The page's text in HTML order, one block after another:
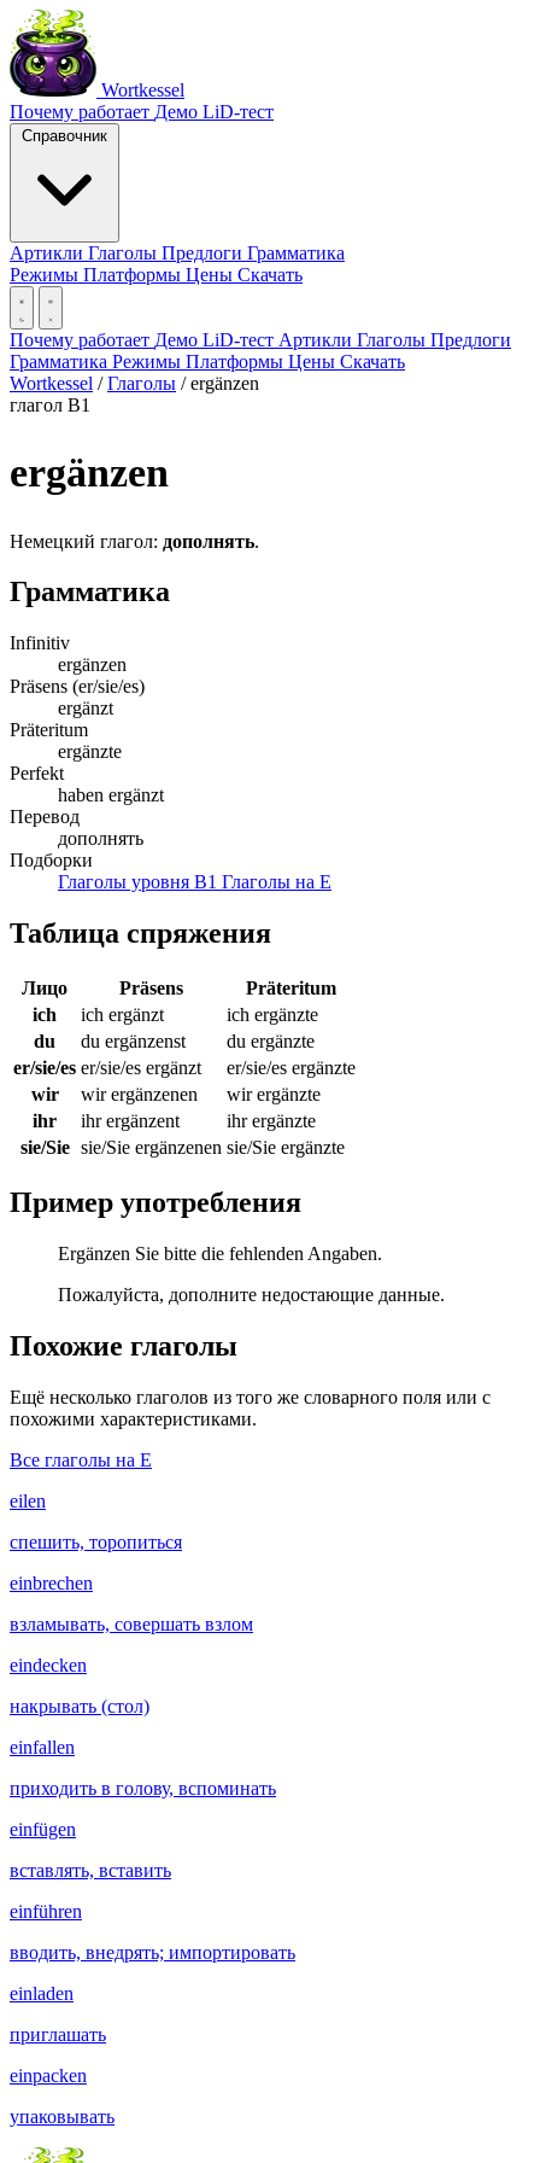
Wortkessel
Почему работает Демо LiD-тест
Справочник
Артикли Глаголы Предлоги Грамматика
Режимы Платформы Цены Скачать
Почему работает Демо LiD-тест Артикли Глаголы Предлоги
Грамматика Режимы Платформы Цены Скачать
Wortkessel / Глаголы / ergänzen
глагол B1
ergänzen
Немецкий глагол: дополнять.
Грамматика
Infinitiv
ergänzen
Präsens (er/sie/es)
ergänzt
Präteritum
ergänzte
Perfekt
haben ergänzt
Перевод
дополнять
Подборки
Глаголы уровня B1 Глаголы на E
Таблица спряжения
Лицо Präsens
Präteritum
ich
ich ergänzt
ich ergänzte
du
du ergänzenst
du ergänzte
er/sie/es er/sie/es ergänzt
er/sie/es ergänzte
wir
wir ergänzenen
wir ergänzte
ihr
ihr ergänzent
ihr ergänzte
sie/Sie sie/Sie ergänzenen sie/Sie ergänzte
Пример употребления
Ergänzen Sie bitte die fehlenden Angaben.
Пожалуйста, дополните недостающие данные.
Похожие глаголы
Ещё несколько глаголов из того же словарного поля или с
похожими характеристиками.
Все глаголы на E
eilen
спешить, торопиться
einbrechen
взламывать, совершать взлом
eindecken
накрывать (стол)
einfallen
приходить в голову, вспоминать
einfügen
вставлять, вставить
einführen
вводить, внедрять; импортировать
einladen
приглашать
einpacken
упаковывать